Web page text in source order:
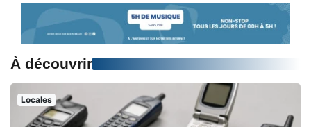
À découvrir
Locales